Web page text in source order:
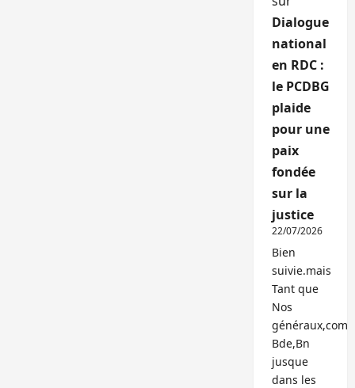
Dialogue
national
en RDC :
le PCDBG
plaide
pour une
paix
fondée
sur la
justice
22/07/2026
Bien
suivie.mais
Tant que
Nos
généraux,com
Bde,Bn
jusque
dans les